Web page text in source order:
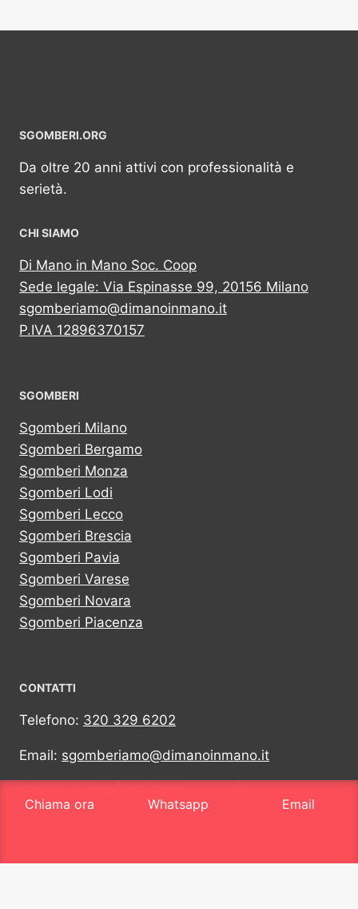
SGOMBERI.ORG
Da oltre 20 anni attivi con professionalità e
serietà.
CHI SIAMO
Di Mano in Mano Soc. Coop
Sede legale: Via Espinasse 99, 20156 Milano
sgomberiamo@dimanoinmano.it
P.IVA 12896370157
SGOMBERI
Sgomberi Milano
Sgomberi Bergamo
Sgomberi Monza
Sgomberi Lodi
Sgomberi Lecco
Sgomberi Brescia
Sgomberi Pavia
Sgomberi Varese
Sgomberi Novara
Sgomberi Piacenza
CONTATTI
Telefono: 320 329 6202
Email: sgomberiamo@dimanoinmano.it
Chiama ora
Whatsapp Email